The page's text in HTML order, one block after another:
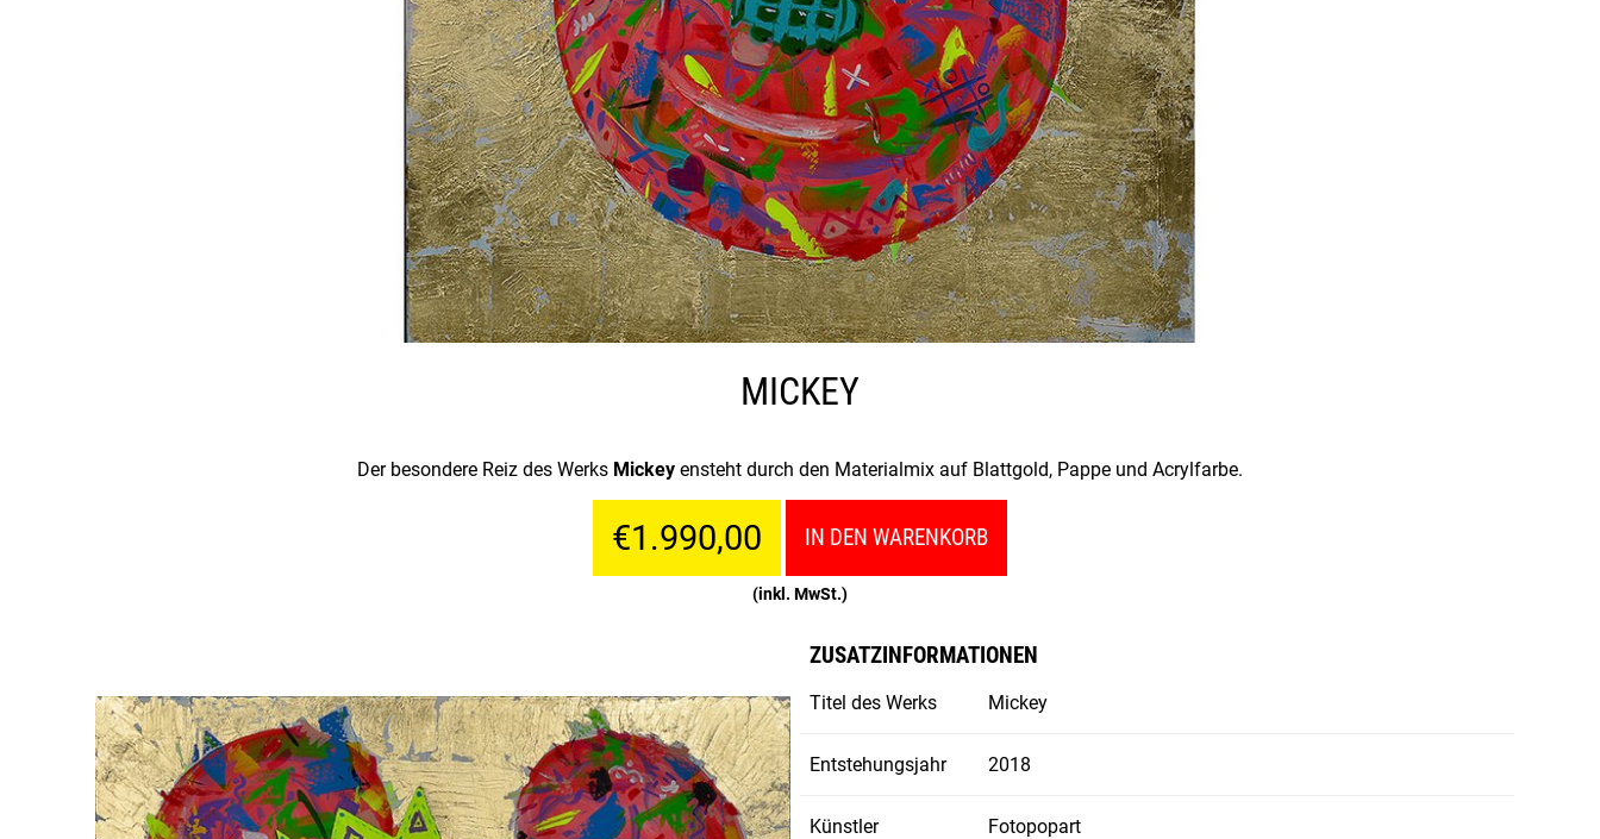
MICKEY
Der besondere Reiz des Werks Mickey ensteht durch den Materialmix auf Blattgold, Pappe und Acrylfarbe.
€1.990,00 IN DEN WARENKORB
(inkl. MwSt.)
ZUSATZINFORMATIONEN
Titel des Werks Mickey
Entstehungsjahr 2018
Künstler Fotopopart